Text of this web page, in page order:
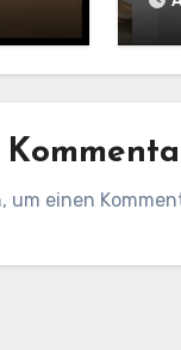
um einen